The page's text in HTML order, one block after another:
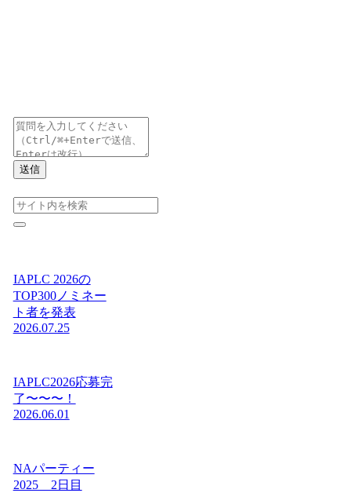
送信
IAPLC 2026の
TOP300ノミネー
ト者を発表
2026.07.25
IAPLC2026応募完
了〜〜〜！
2026.06.01
NAパーティー
2025 2日目